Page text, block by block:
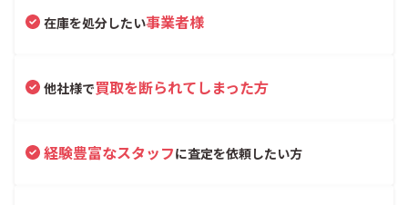
在庫を処分したい事業者様
他社様で買取を断られてしまった方
経験豊富なスタッフに査定を依頼したい方